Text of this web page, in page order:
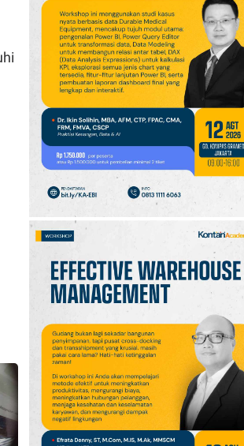
FIFA Akhirnya Cairkan
Hadiah Timnas Yordania
yang Tertunda 8 Bulan
10 Promo JSM Superindo
7–9 Agustus 2026,
Minyak Goreng Rp37.900
hingga Buah Diskon 50%